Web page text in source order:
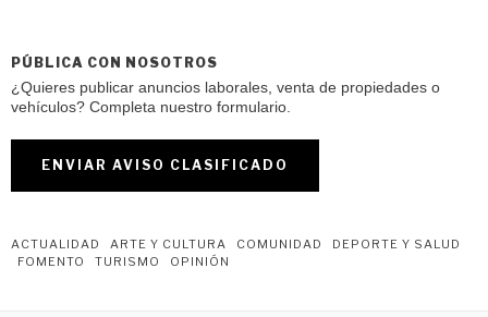
PÚBLICA CON NOSOTROS
¿Quieres publicar anuncios laborales, venta de propiedades o
vehículos? Completa nuestro formulario.
ENVIAR AVISO CLASIFICADO
ACTUALIDAD ARTE Y CULTURA COMUNIDAD
DEPORTE Y SALUD
FOMENTO
TURISMO OPINIÓN